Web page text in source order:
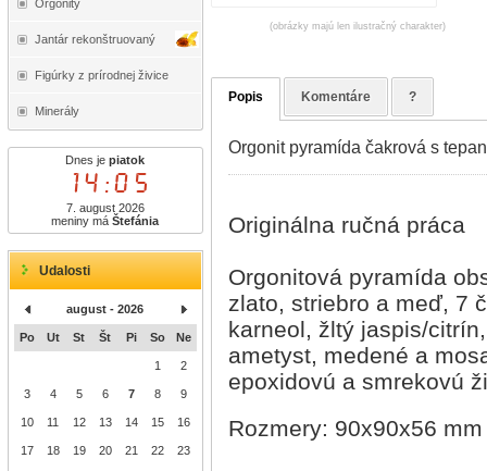
Orgonity
Jantár rekonštruovaný
Figúrky z prírodnej živice
Minerály
Dnes jepiatok
14:06
7. august 2026
meniny máŠtefánia
Udalosti
august - 2026
Po Ut St Št Pi So Ne
1 2
3 4 5 6 7 8 9
10 11 12 13 14 15 16
17 18 19 20 21 22 23
(obrázky majú len ilustračný charakter)
Popis Komentáre ?
Orgonit pyramída čakrová s
Originálna ručná práca
Orgonitová pyramída
zlato, striebro a meď, 7
karneol, žltý jaspis/
ametyst, medené a
epoxidovú a smrekovú
Rozmery: 90x90x56 mm